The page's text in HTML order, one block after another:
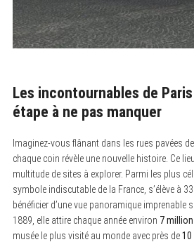
Les incontournables de
étape à ne pas manquer
Imaginez-vous flânant dans les rues pavées de
chaque coin révèle une nouvelle histoire. Ce
multitude de sites à explorer. Parmi les plus
symbole indiscutable de la France, s’élève à
bénéficier d’une vue panoramique imprenable
1889, elle attire chaque année environ 7
musée le plus visité au monde avec près de10